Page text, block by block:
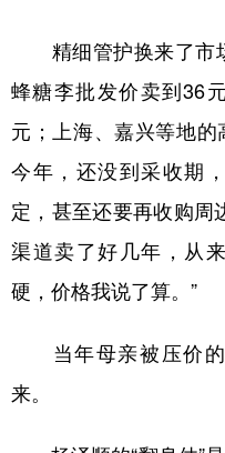
精细管护换来了市
蜂糖李批发价卖到36
元；上海、嘉兴等地的
今年，还没到采收期
定，甚至还要再收购周
渠道卖了好几年，从
硬，价格我说了算。”
当年母亲被压价的
来。